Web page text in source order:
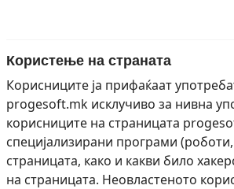
Користење на страната
Корисниците ја прифаќаат
progesoft.mk исклучиво за нивна
корисниците на страницата
специјализирани програми
страницата, како и какви било
на страницата. Неовластеното